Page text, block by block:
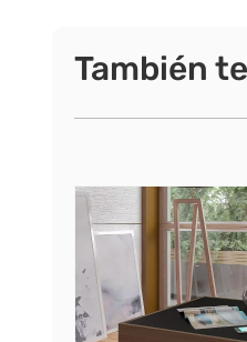
También